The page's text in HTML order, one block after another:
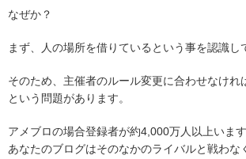
なぜか？
まず、人の場所を借りているという事を認識し
そのため、主催者のルール変更に合わせなけれ
という問題があります。
アメブロの場合登録者が約4,000万人以上います
あなたのブログはそのなかのライバルと戦わな